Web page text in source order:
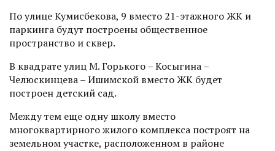
По улице Кумисбекова, 9 вместо 21-этажного ЖК и
паркинга будут построены общественное
пространство и сквер.
В квадрате улиц М. Горького – Косыгина –
Челюскинцева – Ишимской вместо ЖК будет
построен детский сад.
Между тем еще одну школу вместо
многоквартирного жилого комплекса построят на
земельном участке, расположенном в районе